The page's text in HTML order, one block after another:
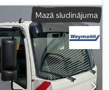
stabilitātes programma
filtrs, Mazā sludinājuma